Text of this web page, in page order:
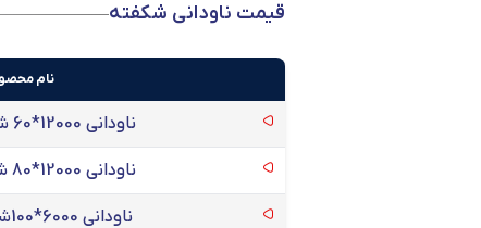
قیمت ناودانی شکفته
نام
ناودانی 12000*60 شکفته مشهد
ناودانی 12000*80 شکفته مشهد
ناودانی 6000*100شکفته مشهد